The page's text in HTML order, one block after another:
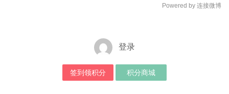
Powered by 连接微博
登录
签到领积分 积分商城